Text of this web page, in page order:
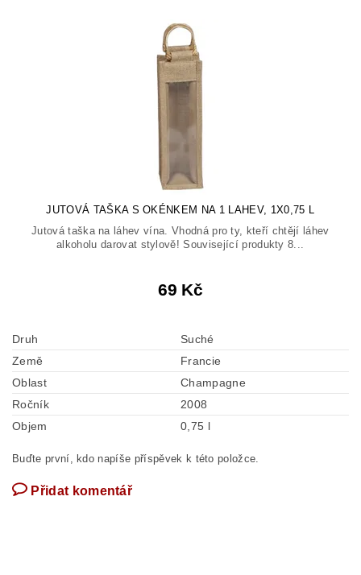
JUTOVÁ TAŠKA S OKÉNKEM NA 1 LAHEV, 1X0,75 L
Jutová taška na láhev vína. Vhodná pro ty, kteří chtějí láhev
alkoholu darovat stylově! Související produkty 8...
69 Kč
Druh
Suché
Země
Francie
Oblast
Champagne
Ročník
2008
Objem
0,75 l
Buďte první, kdo napíše příspěvek k této položce.
Přidat komentář